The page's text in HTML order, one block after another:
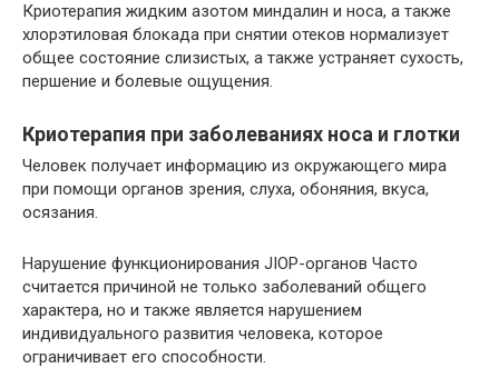
Криотерапия жидким азотом миндалин и носа, а также
хлорэтиловая блокада при снятии отеков нормализует
общее состояние слизистых, а также устраняет сухость,
першение и болевые ощущения.
Криотерапия при заболеваниях носа и глотки
Человек получает информацию из окружающего мира
при помощи органов зрения, слуха, обоняния, вкуса,
осязания.
Нарушение функционирования JIOP-органов Часто
считается причиной не только заболеваний общего
характера, но и также является нарушением
индивидуального развития человека, которое
ограничивает его способности.